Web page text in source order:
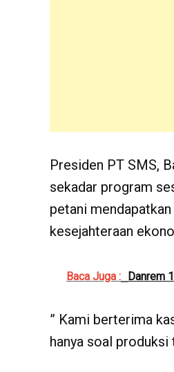
Presiden PT SMS,
sekadar program
petani
kesejahteraan
Baca Juga : Danrem
” Kami berterima
hanya soal produksi